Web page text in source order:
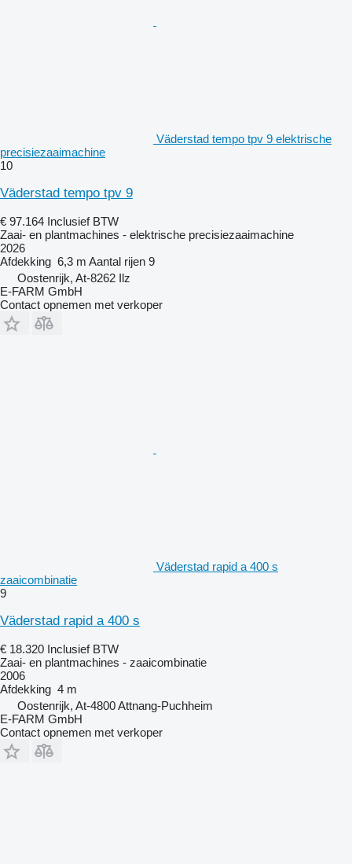
Väderstad tempo tpv 9 elektrische
precisiezaaimachine
10
Väderstad tempo tpv 9
€ 97.164 Inclusief BTW
Zaai- en plantmachines - elektrische precisiezaaimachine
2026
Afdekking 6,3 m Aantal rijen 9
Oostenrijk, At-8262 Ilz
E-FARM GmbH
Contact opnemen met verkoper
Väderstad rapid a 400 s
zaaicombinatie
9
Väderstad rapid a 400 s
€ 18.320 Inclusief BTW
Zaai- en plantmachines - zaaicombinatie
2006
Afdekking 4 m
Oostenrijk, At-4800 Attnang-Puchheim
E-FARM GmbH
Contact opnemen met verkoper